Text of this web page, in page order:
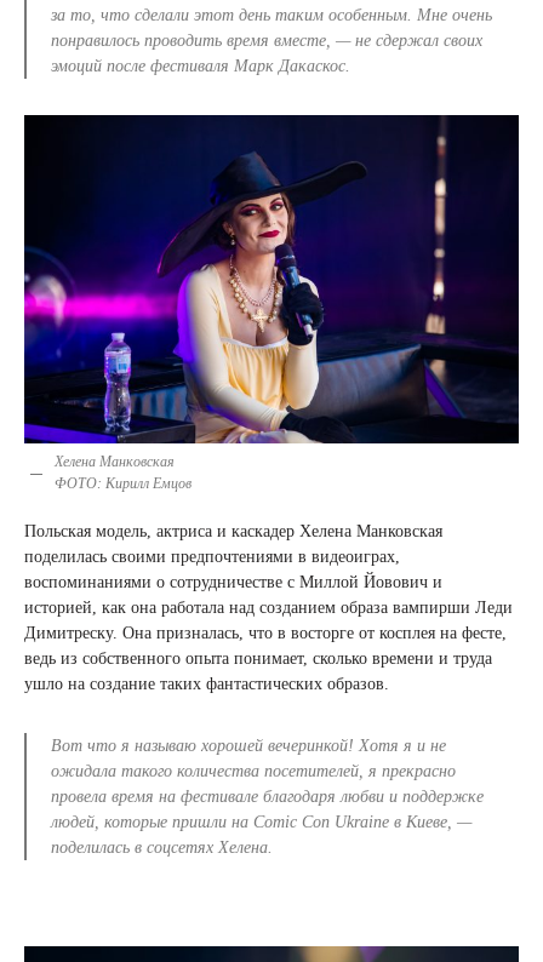
за то, что сделали этот день таким особенным. Мне очень
понравилось проводить время вместе, — не сдержал своих
эмоций после фестиваля Марк Дакаскос.
Хелена Манковская
ФОТО: Кирилл Емцов
Польская модель, актриса и каскадер Хелена Манковская
поделилась своими предпочтениями в видеоиграх,
воспоминаниями о сотрудничестве с Миллой Йовович и
историей, как она работала над созданием образа вампирши Леди
Димитреску. Она призналась, что в восторге от косплея на фесте,
ведь из собственного опыта понимает, сколько времени и труда
ушло на создание таких фантастических образов.
Вот что я называю хорошей вечеринкой! Хотя я и не
ожидала такого количества посетителей, я прекрасно
провела время на фестивале благодаря любви и поддержке
людей, которые пришли на Comic Con Ukraine в Киеве, —
поделилась в соцсетях Хелена.